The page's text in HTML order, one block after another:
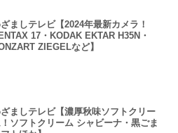
ましテレビ【2024年最新カメラ！
17・KODAK EKTAR H35N・
ZIEGELなど】
ましテレビ【濃厚秋味ソフトクリー
ソフトクリーム シャビーナ・黒ごま